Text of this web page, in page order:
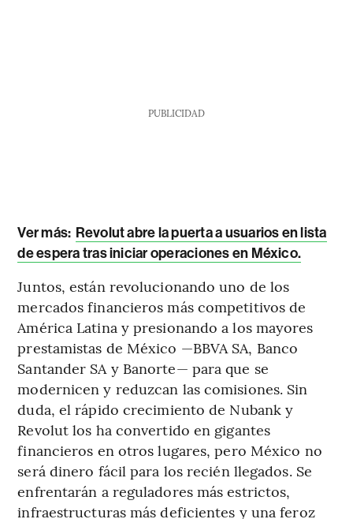
PUBLICIDAD
Ver más: Revolut abre la puerta a usuarios en lista
de espera tras iniciar operaciones en México.
Juntos, están revolucionando uno de los
mercados financieros más competitivos de
América Latina y presionando a los mayores
prestamistas de México —BBVA SA, Banco
Santander SA y Banorte— para que se
modernicen y reduzcan las comisiones. Sin
duda, el rápido crecimiento de Nubank y
Revolut los ha convertido en gigantes
financieros en otros lugares, pero México no
será dinero fácil para los recién llegados. Se
enfrentarán a reguladores más estrictos,
infraestructuras más deficientes y una feroz